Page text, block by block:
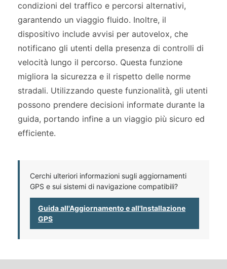
condizioni del traffico e percorsi alternativi,
garantendo un viaggio fluido. Inoltre, il
dispositivo include avvisi per autovelox, che
notificano gli utenti della presenza di controlli di
velocità lungo il percorso. Questa funzione
migliora la sicurezza e il rispetto delle norme
stradali. Utilizzando queste funzionalità, gli utenti
possono prendere decisioni informate durante la
guida, portando infine a un viaggio più sicuro ed
efficiente.
Cerchi ulteriori informazioni sugli aggiornamenti
GPS e sui sistemi di navigazione compatibili?
Guida all'Aggiornamento e all'Installazione
GPS